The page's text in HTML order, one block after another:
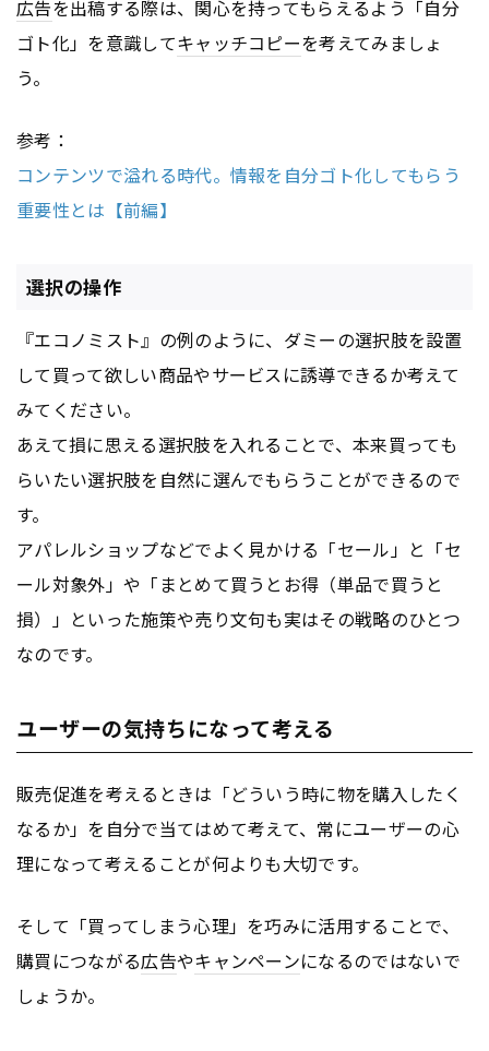
広告を出稿する際は、関心を持ってもらえるよう「自分
ゴト化」を意識してキャッチコピーを考えてみましょ
う。
参考：
コンテンツで溢れる時代。情報を自分ゴト化してもらう
重要性とは【前編】
選択の操作
『エコノミスト』の例のように、ダミーの選択肢を設置
して買って欲しい商品やサービスに誘導できるか考えて
みてください。
あえて損に思える選択肢を入れることで、本来買っても
らいたい選択肢を自然に選んでもらうことができるので
す。
アパレルショップなどでよく見かける「セール」と「セ
ール対象外」や「まとめて買うとお得（単品で買うと
損）」といった施策や売り文句も実はその戦略のひとつ
なのです。
ユーザーの気持ちになって考える
販売促進を考えるときは「どういう時に物を購入したく
なるか」を自分で当てはめて考えて、常にユーザーの心
理になって考えることが何よりも大切です。
そして「買ってしまう心理」を巧みに活用することで、
購買につながる広告やキャンペーンになるのではないで
しょうか。